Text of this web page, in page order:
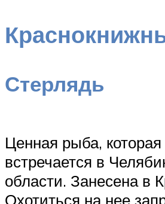
Стерлядь
Ценная рыба, которая
встречается в
области. Занесена в
Охотиться на нее